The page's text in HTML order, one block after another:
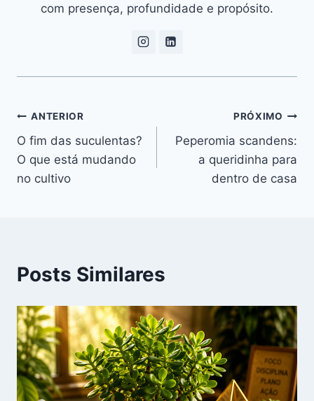
com presença, profundidade e propósito.
Navegação
de
Post
ANTERIOR
O fim das suculentas?
O que está mudando
no cultivo
PRÓXIMO
Peperomia scandens:
a queridinha para
dentro de casa
Posts Similares